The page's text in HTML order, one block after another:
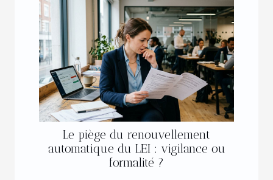
Le piège du renouvellement
automatique du LEI : vigilance ou
formalité ?